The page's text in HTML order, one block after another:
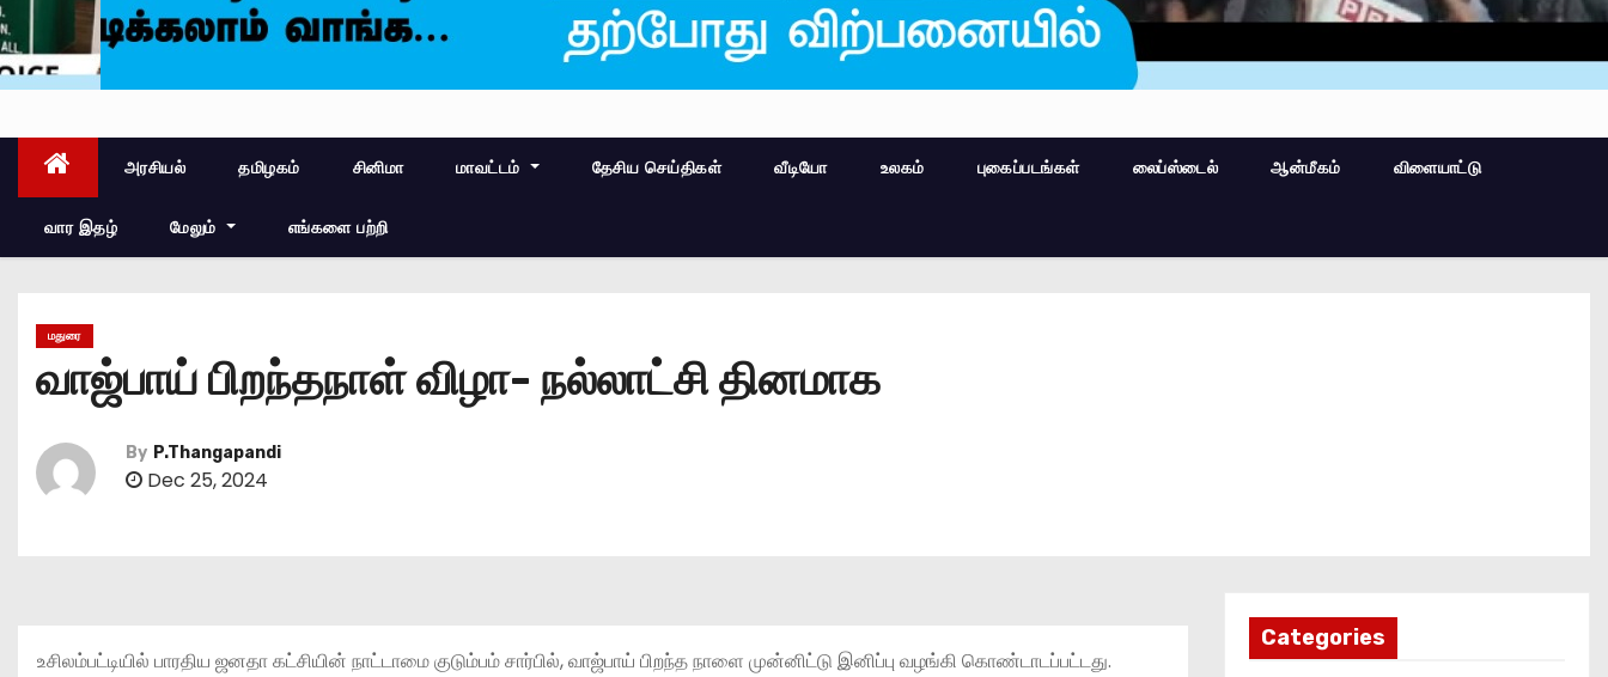
அரசியல் தமிழகம் சினிமா மாவட்டம் தேசிய செய்திகள் வீடியோ உலகம் புகைப்படங்கள் லைப்ஸ்டைல் ஆன்மீகம் விளையாட்டு
வார இதழ் மேலும் எங்களை பற்றி
மதுரை
வாஜ்பாய் பிறந்தநாள் விழா- நல்லாட்சி தினமாக
By P.Thangapandi
Dec 25, 2024
உசிலம்பட்டியில் பாரதிய ஜனதா கட்சியின் நாட்டாமை குடும்பம் சார்பில், வாஜ்பாய் பிறந்த நாளை முன்னிட்டு இனிப்பு வழங்கி கொண்டாடப்பட்டது.
Categories